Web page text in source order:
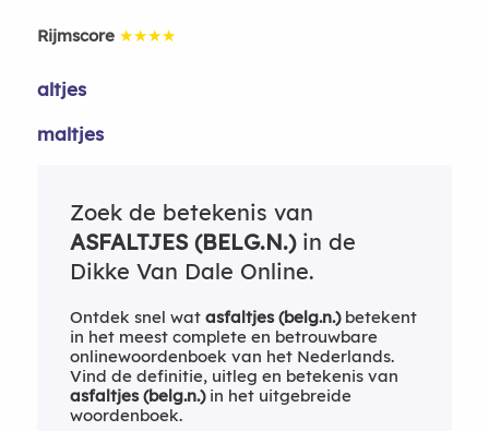
Rijmscore ★★★★
altjes
maltjes
Zoek de betekenis van
ASFALTJES (BELG.N.)in de
Dikke Van Dale Online.
Ontdek snel wat asfaltjes (belg.n.)betekent
in het meest complete en betrouwbare
onlinewoordenboek van het Nederlands.
Vind de definitie, uitleg en betekenis van
asfaltjes (belg.n.)in het uitgebreide
woordenboek.